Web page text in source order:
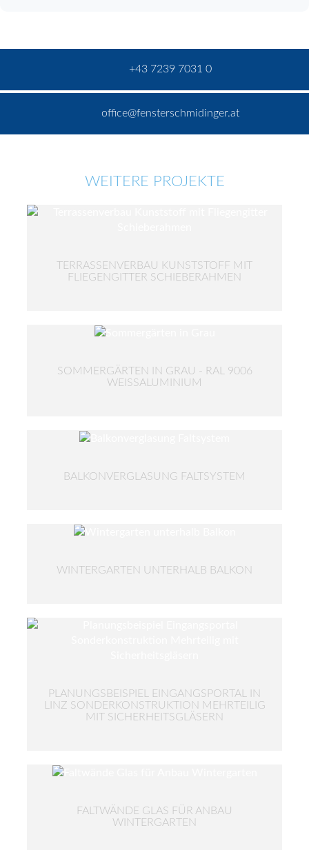
+43 7239 7031 0
office@fensterschmidinger.at
WEITERE PROJEKTE
TERRASSENVERBAU KUNSTSTOFF MIT
FLIEGENGITTER SCHIEBERAHMEN
SOMMERGÄRTEN IN GRAU - RAL 9006
WEISSALUMINIUM
BALKONVERGLASUNG FALTSYSTEM
WINTERGARTEN UNTERHALB BALKON
PLANUNGSBEISPIEL EINGANGSPORTAL IN
LINZ SONDERKONSTRUKTION MEHRTEILIG
MIT SICHERHEITSGLÄSERN
FALTWÄNDE GLAS FÜR ANBAU
WINTERGARTEN